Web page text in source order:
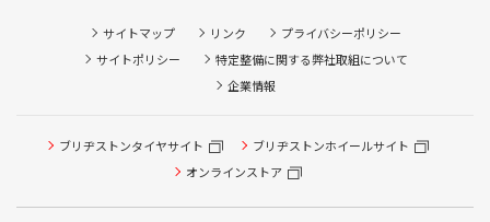
サイトマップ リンク
プライバシーポリシー
サイトポリシー
特定整備に関する弊社取組について
企業情報
ブリヂストンタイヤサイト
ブリヂストンホイールサイト
オンラインストア
タイヤ点検・安全点検/タイヤ履き替え/オイル交換/その他
ピット作業の予約